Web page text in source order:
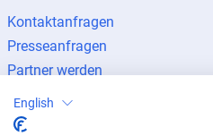
Kontaktanfragen
Presseanfragen
Partner werden
English